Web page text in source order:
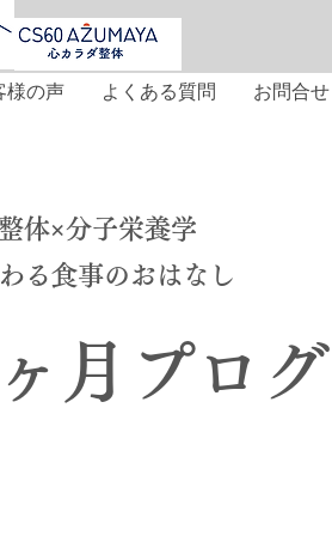
様の声 よくある質問 お問合せ
体×分子栄養学
る食事のおはなし
月プロ